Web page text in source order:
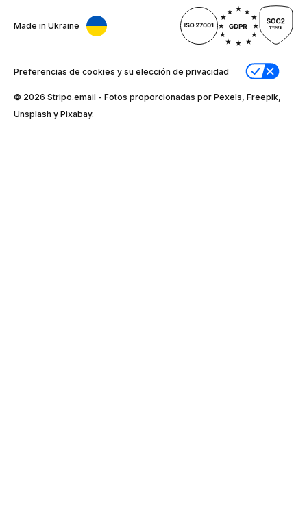
Made in Ukraine
Preferencias de cookies y su elección de privacidad
© 2026 Stripо.email - Fotos proporcionadas por Pexels, Freepik,
Unsplash y Pixabay.